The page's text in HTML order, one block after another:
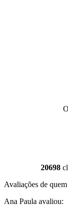
20698
Avaliações de
Ana Paula avaliou: